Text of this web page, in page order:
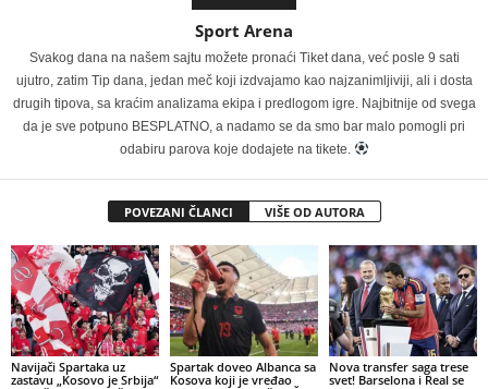
Sport Arena
Svakog dana na našem sajtu možete pronaći Tiket dana, već posle 9 sati
ujutro, zatim Tip dana, jedan meč koji izdvajamo kao najzanimljiviji, ali i dosta
drugih tipova, sa kraćim analizama ekipa i predlogom igre. Najbitnije od svega
da je sve potpuno BESPLATNO, a nadamo se da smo bar malo pomogli pri
odabiru parova koje dodajete na tikete.
POVEZANI ČLANCI VIŠE OD AUTORA
Navijači Spartaka uz
zastavu „Kosovo je Srbija“
Spartak doveo Albanca sa
Kosova koji je vređao
Nova transfer saga trese
svet! Barselona i Real se